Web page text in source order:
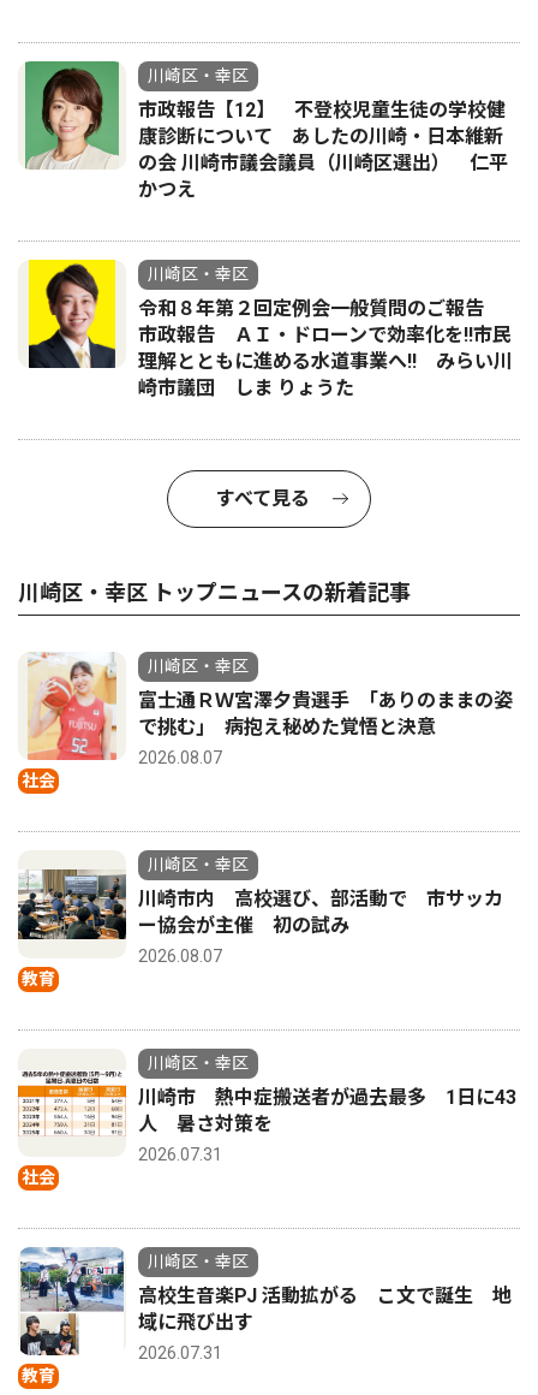
川崎区・幸区
市政報告【12】 不登校児童生徒の学校健
康診断について あしたの川崎・日本維新
の会 川崎市議会議員（川崎区選出） 仁平
かつえ
川崎区・幸区
令和８年第２回定例会一般質問のご報告
市政報告 ＡＩ・ドローンで効率化を!!市民
理解とともに進める水道事業へ!! みらい川
崎市議団 しま りょうた
すべて見る
川崎区・幸区 トップニュースの新着記事
社会
川崎区・幸区
富士通ＲＷ宮澤夕貴選手 ｢ありのままの姿
で挑む｣ 病抱え秘めた覚悟と決意
2026.08.07
教育
川崎区・幸区
川崎市内 高校選び、部活動で 市サッカ
ー協会が主催 初の試み
2026.08.07
社会
川崎区・幸区
川崎市 熱中症搬送者が過去最多 1日に43
人 暑さ対策を
2026.07.31
教育
川崎区・幸区
高校生音楽PJ 活動拡がる こ文で誕生 地
域に飛び出す
2026.07.31